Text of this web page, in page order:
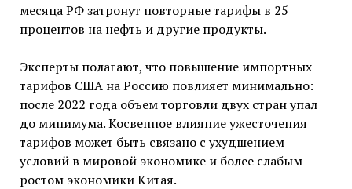
месяца РФ затронут повторные тарифы в 25
процентов на нефть и другие продукты.
Эксперты полагают, что повышение импортных
тарифов США на Россию повлияет минимально:
после 2022 года объем торговли двух стран упал
до минимума. Косвенное влияние ужесточения
тарифов может быть связано с ухудшением
условий в мировой экономике и более слабым
ростом экономики Китая.